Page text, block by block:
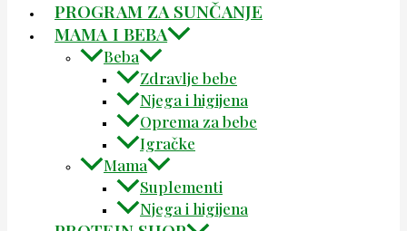
PROGRAM ZA SUNČANJE
MAMA I BEBA
Beba
Zdravlje bebe
Njega i higijena
Oprema za bebe
Igračke
Mama
Suplementi
Njega i higijena